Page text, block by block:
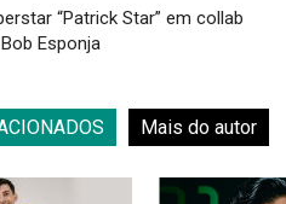
“Patrick Star” em collab
Esponja
Mais do autor